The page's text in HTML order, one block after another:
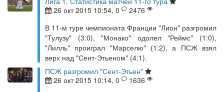
26 окт 2015 10:54, 0
2476
В 11-м туре чемпионата Франции "Лион" разгромил
"Тулузу" (3:0), "Монако" одолел "Реймс" (1:0),
"Лилль" проиграл "Марселю" (1:2), а ПСЖ взял
верх над "Сент-Этьеном" (4:1).
ПСЖ разгромил "Сент-Этьен"
26 окт 2015 10:14, 0
1636